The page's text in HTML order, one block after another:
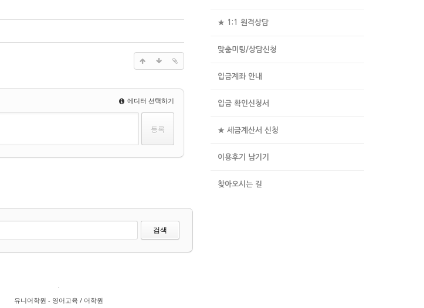
에디터 선택하기
검색
유니어학원 - 영어교육 / 어학원
★ 1:1 원격상담
맞춤미팅/상담신청
입금계좌 안내
입금 확인신청서
★ 세금계산서 신청
이용후기 남기기
찾아오시는 길